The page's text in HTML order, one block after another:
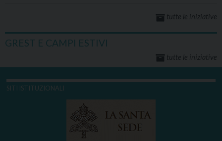
tutte le iniziative
GREST E CAMPI ESTIVI
tutte le iniziative
SITI ISTITUZIONALI